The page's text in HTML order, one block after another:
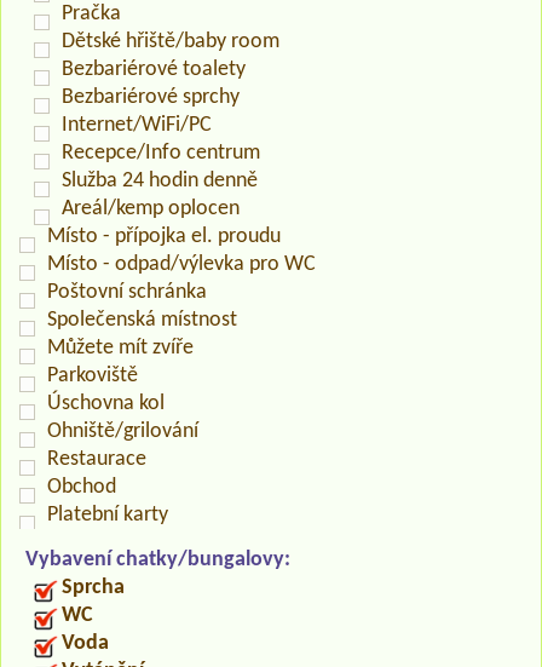
Pračka
Dětské hřiště/baby room
Bezbariérové toalety
Bezbariérové sprchy
Internet/WiFi/PC
Recepce/Info centrum
Služba 24 hodin denně
Areál/kemp oplocen
Místo - přípojka el. proudu
Místo - odpad/výlevka pro WC
Poštovní schránka
Společenská místnost
Můžete mít zvíře
Parkoviště
Úschovna kol
Ohniště/grilování
Restaurace
Obchod
Platební karty
Vybavení chatky/bungalovy:
Sprcha
WC
Voda